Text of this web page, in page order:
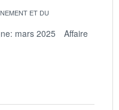
ET DU
mars 2025
Affaire